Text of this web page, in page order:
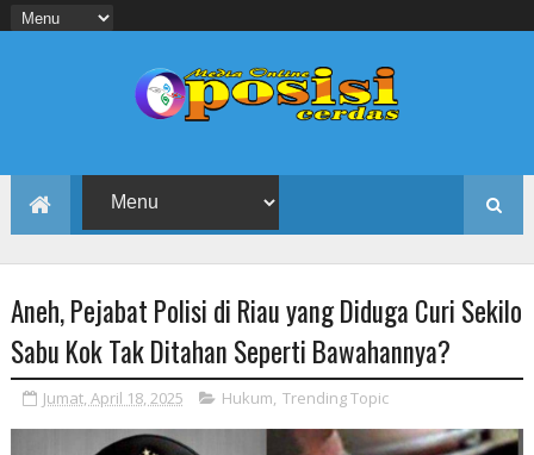
Aneh, Pejabat Polisi di Riau yang Diduga Curi Sekilo
Sabu Kok Tak Ditahan Seperti Bawahannya?
Jumat, April 18, 2025 Hukum, Trending Topic